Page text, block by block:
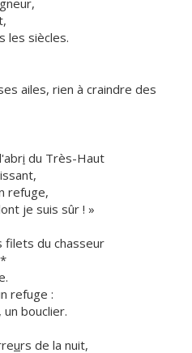
les siècles.
ailes, rien à craindre des
i du Très-Haut
refuge,
je suis sûr ! »
filets du chasseur
refuge :
un bouclier.
urs de la nuit,